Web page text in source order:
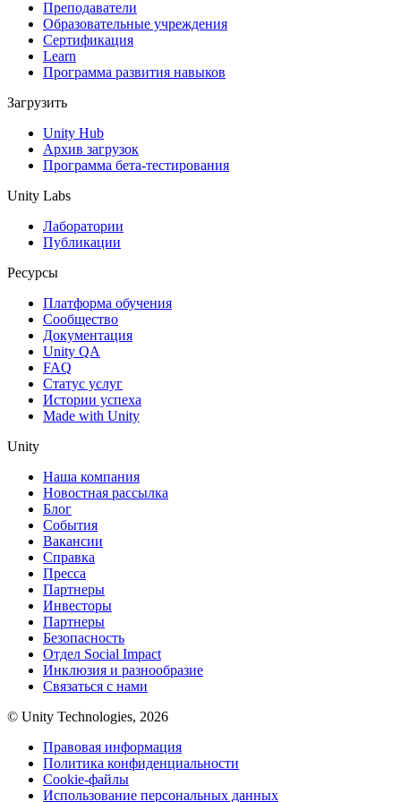
XR-игры
Запускайте XR-игры на разных платформах
Упрощенное создание многопользовательских игр
Преподаватели
Образовательные учреждения
Сертификация
Learn
Программа развития навыков
Загрузить
Unity Hub
Архив загрузок
Программа бета-тестирования
Unity Labs
Лаборатории
Публикации
Ресурсы
Платформа обучения
Сообщество
Документация
Unity QA
FAQ
Статус услуг
Истории успеха
Made with Unity
Unity
Наша компания
Новостная рассылка
Блог
События
Вакансии
Справка
Пресса
Партнеры
Инвесторы
Партнеры
Безопасность
Отдел Social Impact
Инклюзия и разнообразие
Связаться с нами
© Unity Technologies, 2026
Правовая информация
Политика конфиденциальности
Cookie-файлы
Использование персональных данных